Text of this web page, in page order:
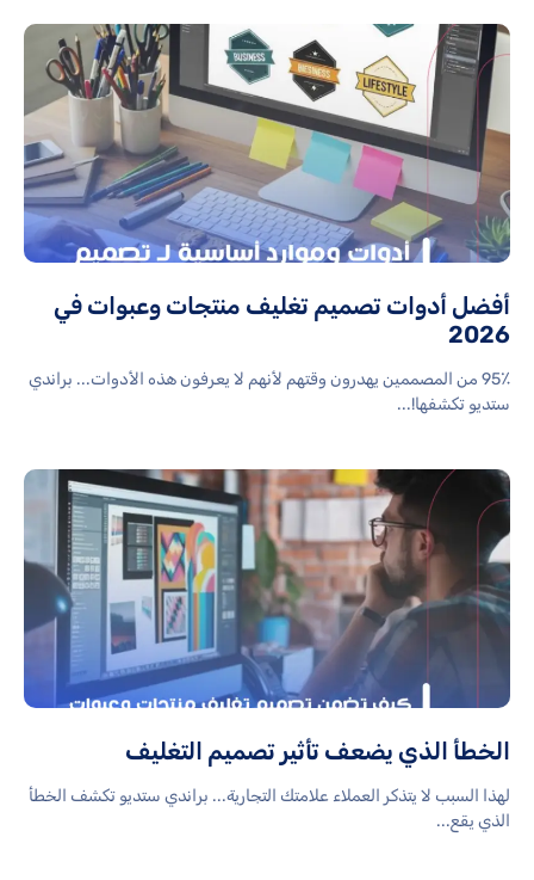
أفضل أدوات تصميم تغليف منتجات وعبوات في
2026
95٪ من المصممين يهدرون وقتهم لأنهم لا يعرفون هذه الأدوات... براندي
ستديو تكشفها!...
الخطأ الذي يضعف تأثير تصميم التغليف
لهذا السبب لا يتذكر العملاء علامتك التجارية... براندي ستديو تكشف الخطأ
الذي يقع...